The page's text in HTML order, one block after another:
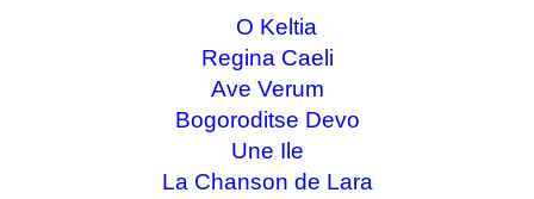
O Keltia
Regina Caeli
Ave Verum
Bogoroditse Devo
Une Ile
La Chanson de Lara